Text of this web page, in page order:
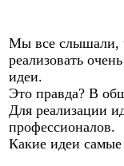
Мы все слышали,
реализовать
идеи.
Это правда? В
Для реализации
профессионалов.
Какие идеи